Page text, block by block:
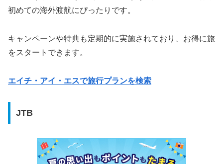
初めての海外渡航にぴったりです。
キャンペーンや特典も定期的に実施されており、お得に旅
をスタートできます。
エイチ・アイ・エスで旅行プランを検索
JTB